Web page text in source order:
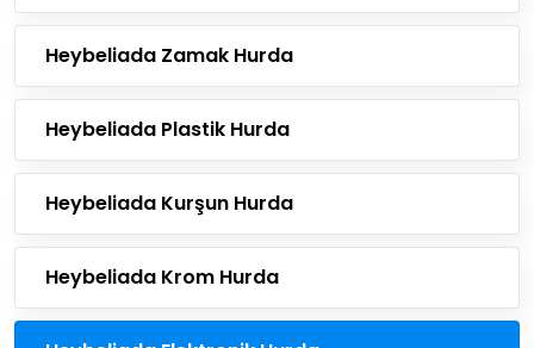
Heybeliada Zamak Hurda
Heybeliada Plastik Hurda
Heybeliada Kurşun Hurda
Heybeliada Krom Hurda